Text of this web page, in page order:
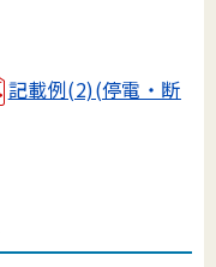
記載例(2)(停電・断